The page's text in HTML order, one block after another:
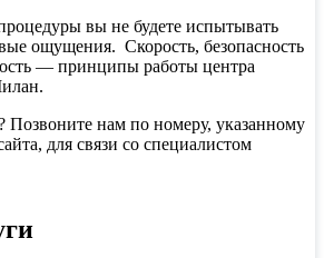
вы не будете испытывать
ощущения. Скорость, безопасность
— принципы работы центра
Позвоните нам по номеру, указанному
для связи со специалистом